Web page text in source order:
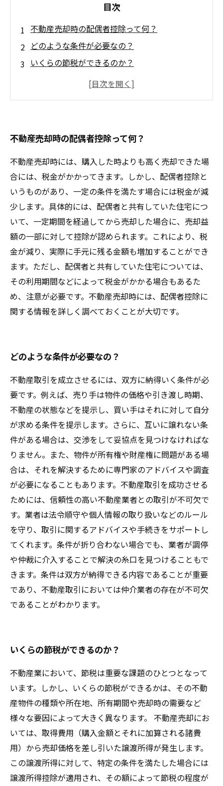
目次
不動産売却時の配偶者控除って何？
どのような条件が必要なの？
いくらの節税ができるのか？
手続きは煩雑？注意点はある？
不動産売却時の配偶者控除って何？
不動産売却時には、購入した時よりも高く売却できた場
合には、税金がかかってきます。しかし、配偶者控除と
いうものがあり、一定の条件を満たす場合には税金が減
少します。具体的には、配偶者と共有していた住宅につ
いて、一定期間を経過してから売却した場合に、売却益
額の一部に対して控除が認められます。これにより、税
金が減り、実際に手元に残る金額も増加することができ
ます。ただし、配偶者と共有していた住宅については、
その利用期間などによって税金がかかる場合もあるた
め、注意が必要です。不動産売却時には、配偶者控除に
関する情報を詳しく調べておくことが大切です。
どのような条件が必要なの？
不動産取引を成立させるには、双方に納得いく条件が必
要です。例えば、売り手は物件の価格や引き渡し時期、
不動産の状態などを提示し、買い手はそれに対して自分
が求める条件を提示します。さらに、互いに譲れない条
件がある場合は、交渉をして妥協点を見つけなければな
りません。また、物件が所有権や財産権に問題がある場
合は、それを解決するために専門家のアドバイスや調査
が必要になることもあります。不動産取引を成功させる
ためには、信頼性の高い不動産業者との取引が不可欠で
す。業者は法令順守や個人情報の取り扱いなどのルール
を守り、取引に関するアドバイスや手続きをサポートし
てくれます。条件が折り合わない場合でも、業者が調停
や仲裁に介入することで解決の糸口を見つけることもで
きます。条件は双方が納得できる内容であることが重要
であり、不動産取引においては仲介業者の存在が不可欠
であることがわかります。
いくらの節税ができるのか？
不動産業において、節税は重要な課題のひとつとなって
います。しかし、いくらの節税ができるかは、その不動
産物件の種類や所在地、所有期間や売却時の需要など
様々な要因によって大きく異なります。 不動産売却にお
いては、取得費用（購入金額とそれに加算される諸費
用）から売却価格を差し引いた譲渡所得が発生します。
この譲渡所得に対して、特定の条件を満たした場合には
譲渡所得控除が適用され、その額によって節税の程度が